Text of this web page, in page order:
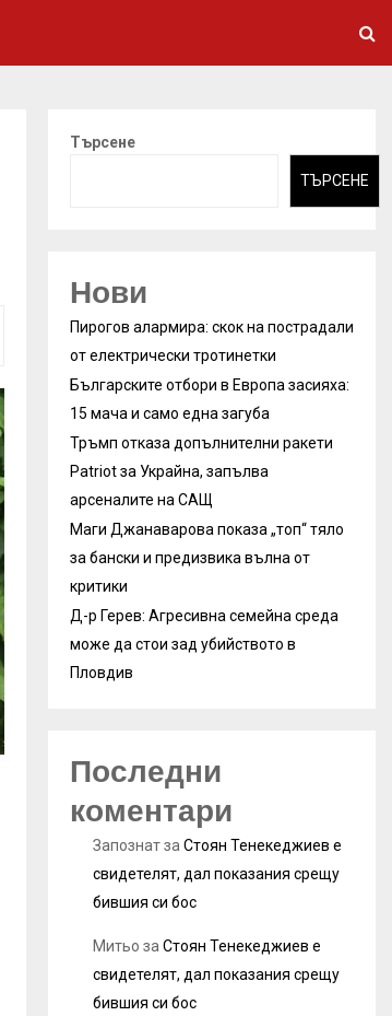
Търсене
ТЪРСЕНЕ
Нови
Пирогов алармира: скок на пострадали
от електрически тротинетки
Българските отбори в Европа засияха:
15 мача и само една загуба
Тръмп отказа допълнителни ракети
Patriot за Украйна, запълва
арсеналите на САЩ
Маги Джанаварова показа „топ“ тяло
за бански и предизвика вълна от
критики
Д-р Герев: Агресивна семейна среда
може да стои зад убийството в
Пловдив
Последни
коментари
Запознатза Стоян Тенекеджиев е
свидетелят, дал показания срещу
бившия си бос
Митьо за Стоян Тенекеджиев е
свидетелят, дал показания срещу
бившия си бос